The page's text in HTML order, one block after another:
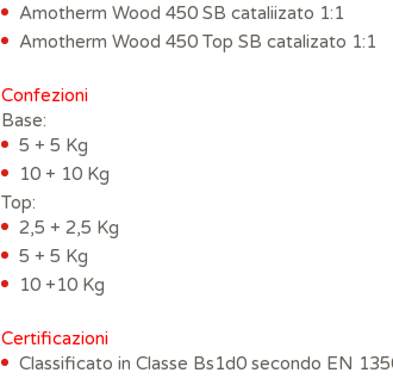
Amotherm Wood 450 SB cataliizato 1:1
Amotherm Wood 450 Top SB catalizato 1:1
Confezioni
Base:
5 + 5 Kg
10 + 10 Kg
Top:
2,5 + 2,5 Kg
5 + 5 Kg
10 +10 Kg
Certificazioni
Classificato in Classe Bs1d0 secondo EN